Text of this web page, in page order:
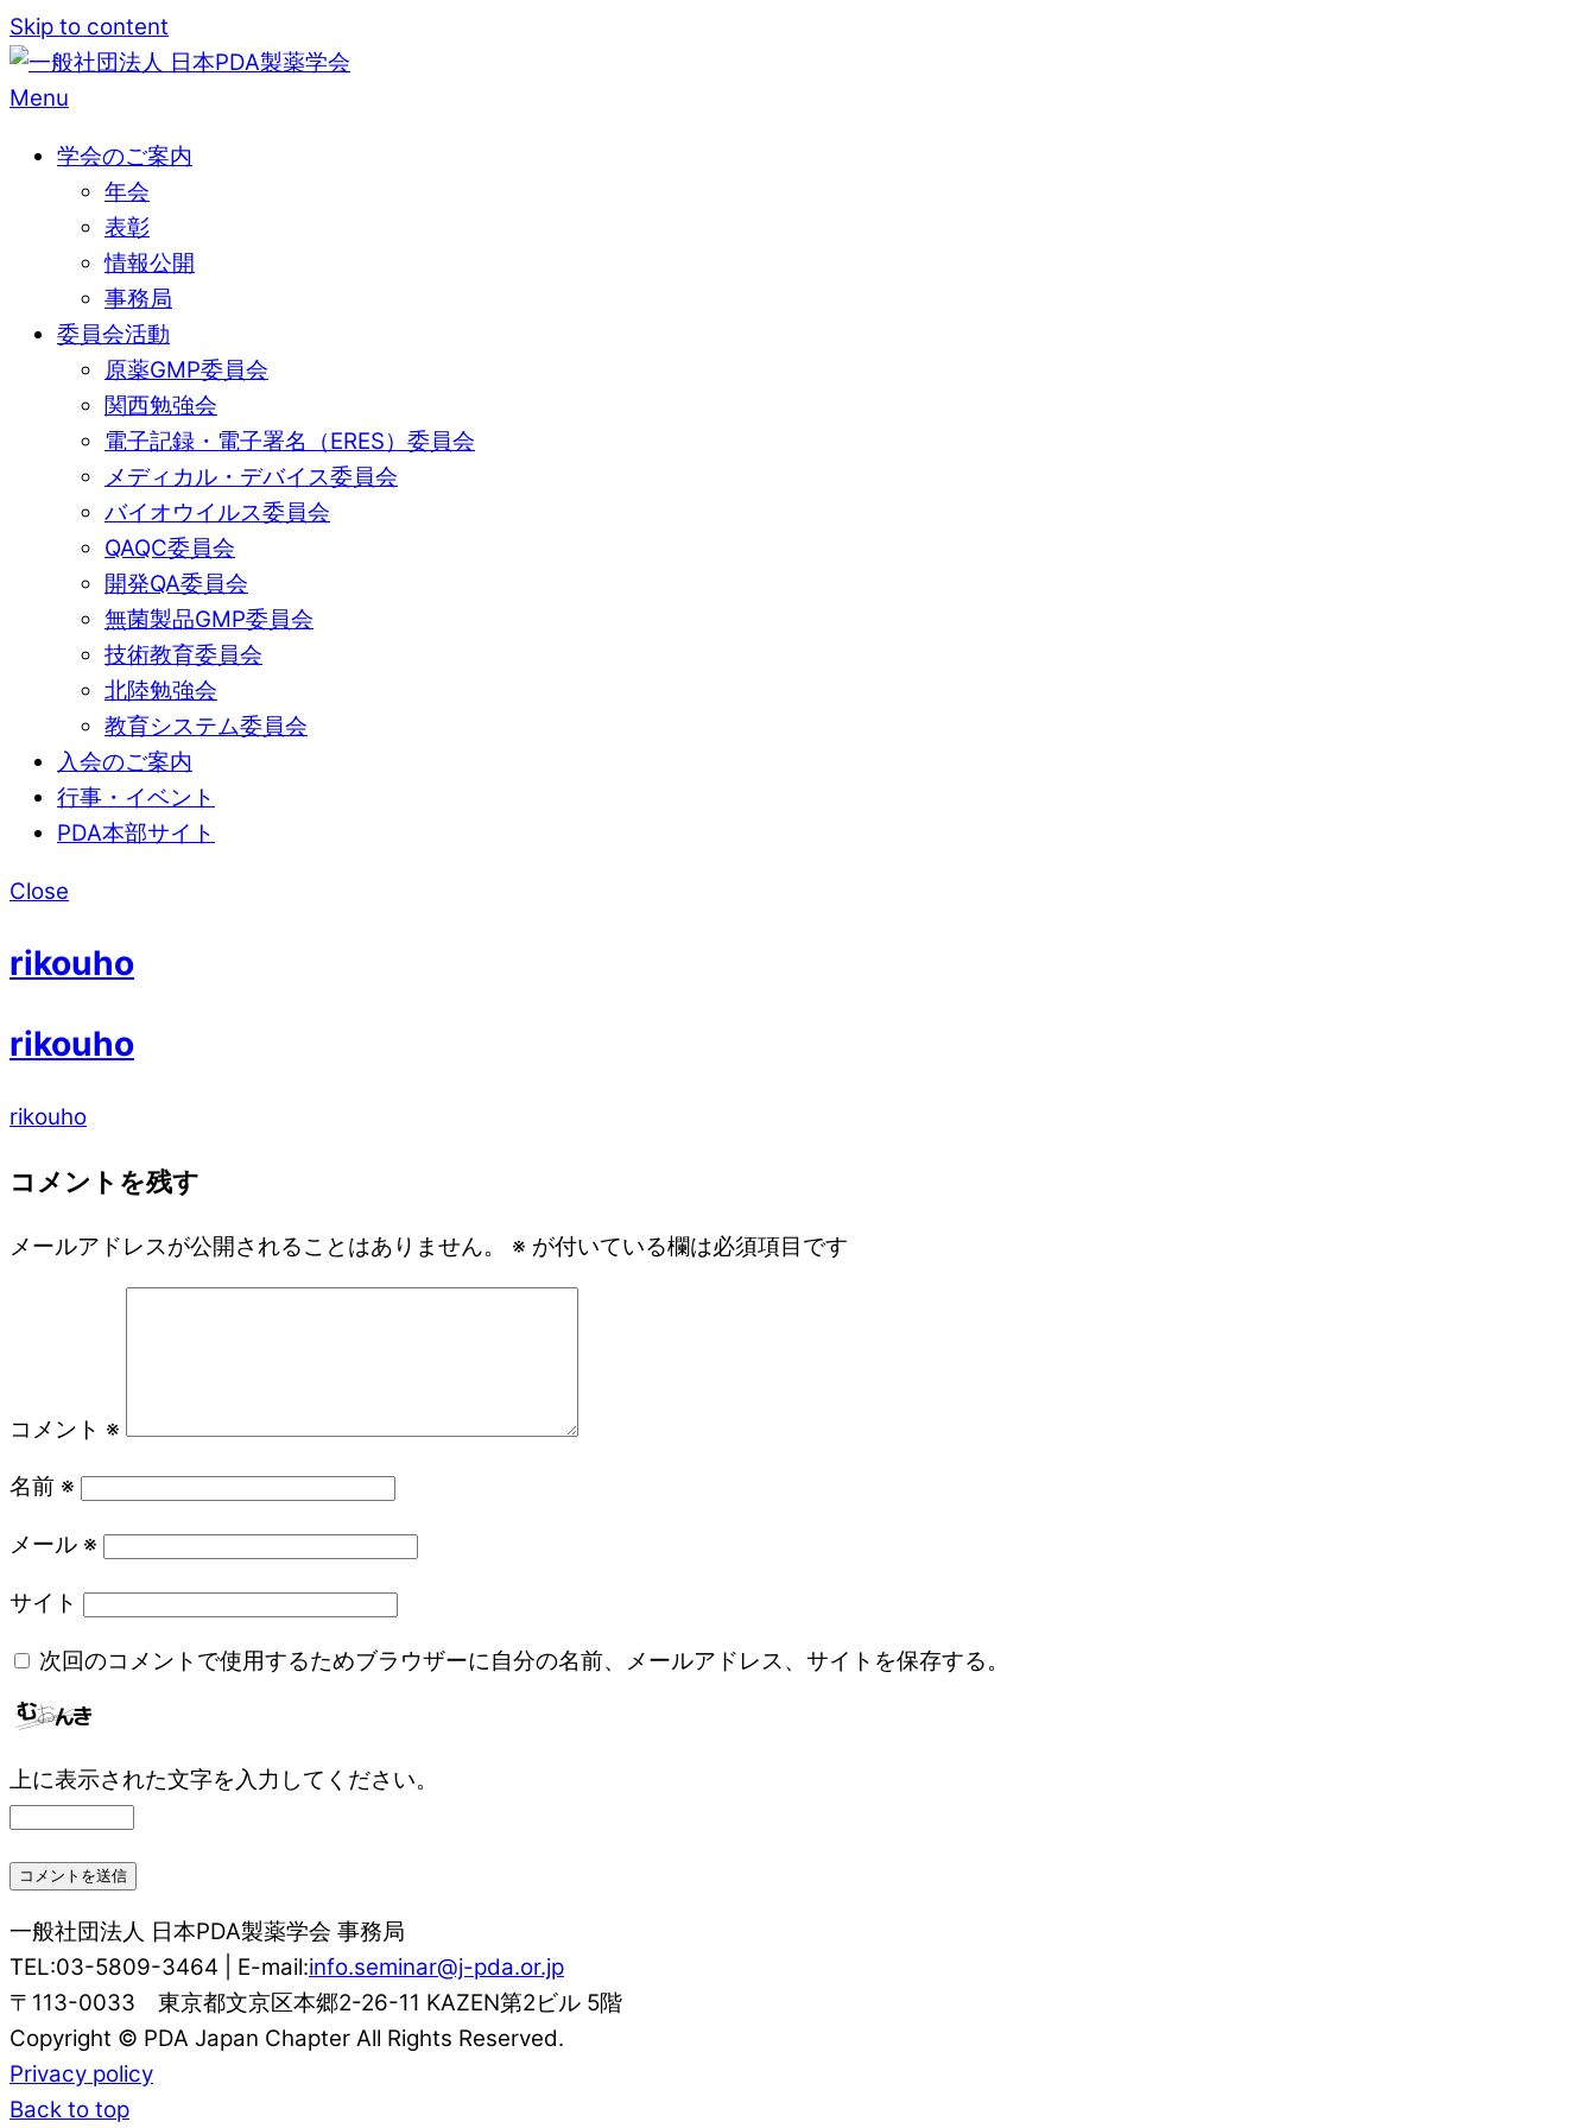
Skip to content
Menu
学会のご案内
年会
表彰
情報公開
事務局
委員会活動
原薬GMP委員会
関西勉強会
電子記録・電子署名（ERES）委員会
メディカル・デバイス委員会
バイオウイルス委員会
QAQC委員会
開発QA委員会
無菌製品GMP委員会
技術教育委員会
北陸勉強会
教育システム委員会
入会のご案内
行事・イベント
PDA本部サイト
Close
rikouho
rikouho
rikouho
コメントを残す
メールアドレスが公開されることはありません。 ※ が付いている欄は必須項目です
コメント ※
名前 ※
メール ※
サイト
次回のコメントで使用するためブラウザーに自分の名前、メールアドレス、サイトを保存する。
上に表示された文字を入力してください。
一般社団法人 日本PDA製薬学会 事務局
TEL:03-5809-3464 | E-mail:info.seminar@j-pda.or.jp
〒113-0033 東京都文京区本郷2-26-11 KAZEN第2ビル 5階
Copyright © PDA Japan Chapter All Rights Reserved.
Privacy policy
Back to top